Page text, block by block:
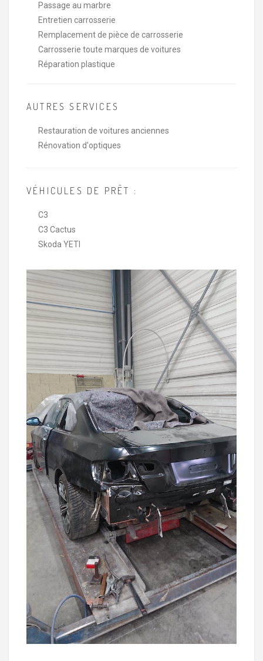
Passage au marbre
Entretien carrosserie
Remplacement de pièce de carrosserie
Carrosserie toute marques de voitures
Réparation plastique
AUTRES SERVICES
Restauration de voitures anciennes
Rénovation d'optiques
VÉHICULES DE PRÊT :
C3
C3 Cactus
Skoda YETI